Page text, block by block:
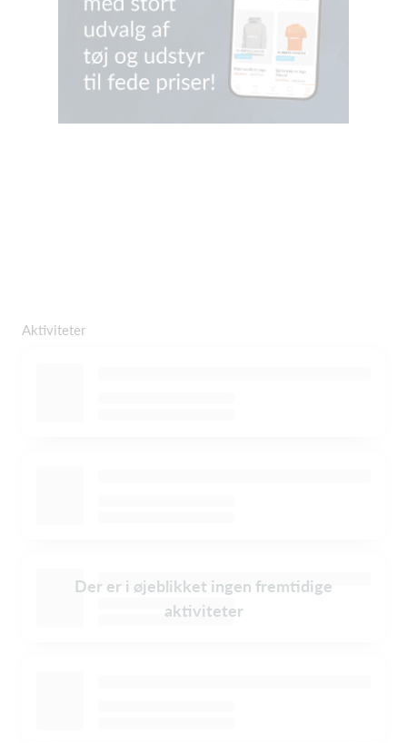
Aktiviteter
Der er i øjeblikket ingen fremtidige
aktiviteter